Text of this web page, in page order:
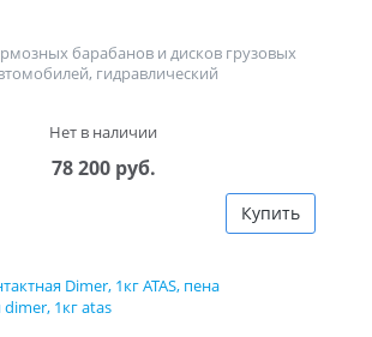
барабанов и дисков грузовых
гидравлический
Нет в наличии
78 200 руб.
Купить